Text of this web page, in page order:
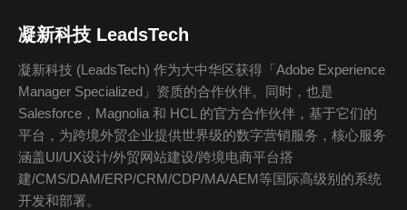
凝新科技 LeadsTech
凝新科技 (LeadsTech) 作为大中华区获得「Adobe Experience
Manager Specialized」资质的合作伙伴。同时，也是
Salesforce，Magnolia 和 HCL 的官方合作伙伴，基于它们的
平台，为跨境外贸企业提供世界级的数字营销服务，核心服务
涵盖UI/UX设计/外贸网站建设/跨境电商平台搭
建/CMS/DAM/ERP/CRM/CDP/MA/AEM等国际高级别的系统
开发和部署。